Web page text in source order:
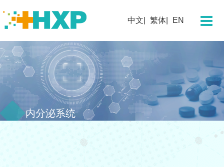
中文 繁体 EN
关于我们
企业简介
董事长寄语
团队概况
发展历程
企业文化
内分泌系统